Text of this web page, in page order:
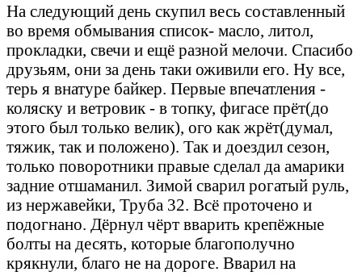
На следующий день скупил весь составленный
во время обмывания список- масло, литол,
прокладки, свечи и ещё разной мелочи. Спасибо
друзьям, они за день таки оживили его. Ну все,
терь я внатуре байкер. Первые впечатления -
коляску и ветровик - в топку, фигасе прёт(до
этого был только велик), ого как жрёт(думал,
тяжик, так и положено). Так и доездил сезон,
только поворотники правые сделал да амарики
задние отшаманил. Зимой сварил рогатый руль,
из нержавейки, Труба 32. Всё проточено и
подогнано. Дёрнул чёрт вварить крепёжные
болты на десять, которые благополучно
крякнули, благо не на дороге. Вварил на